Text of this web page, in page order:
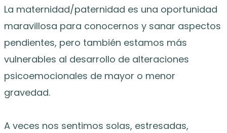
La maternidad/paternidad es una oportunidad
maravillosa para conocernos y sanar aspectos
pendientes, pero también estamos más
vulnerables al desarrollo de alteraciones
psicoemocionales de mayor o menor
gravedad.
A veces nos sentimos solas, estresadas,